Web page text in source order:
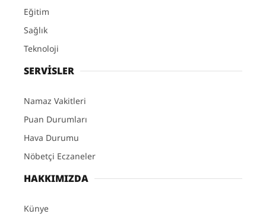
Eğitim
Sağlık
Teknoloji
SERVİSLER
Namaz Vakitleri
Puan Durumları
Hava Durumu
Nöbetçi Eczaneler
HAKKIMIZDA
Künye